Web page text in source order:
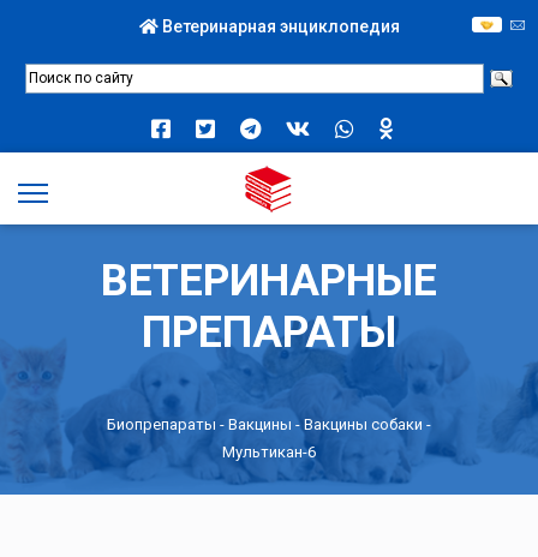
Ветеринарная энциклопедия
ВЕТЕРИНАРНЫЕ
ПРЕПАРАТЫ
Биопрепараты - Вакцины - Вакцины собаки -
Мультикан-6